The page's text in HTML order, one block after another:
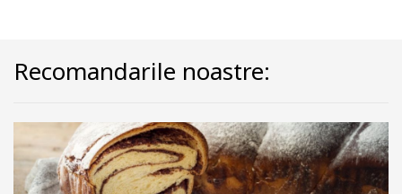
Recomandarile noastre: